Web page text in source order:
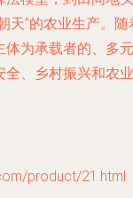
天”的农业生产。随
体为承载者的、多元
全、乡村振兴和农业
product/21.html